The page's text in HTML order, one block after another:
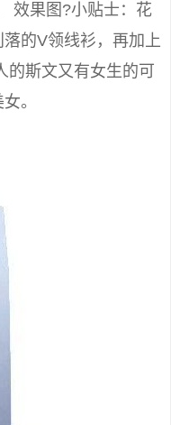
效果图?小贴士：花
的V领线衫，再加上
斯文又有女生的可
。